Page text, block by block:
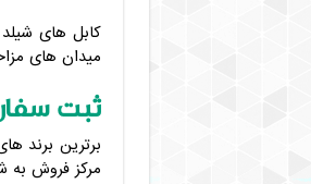
کابل های
میدان های
ثبت
برترین برند
مرکز فروش به